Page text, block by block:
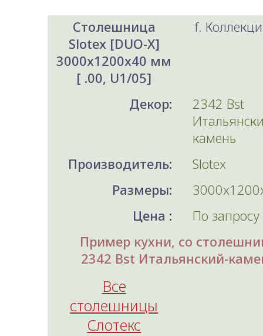
Столешница
Slotex [DUO-X]
3000x1200x40 мм
[ .00, U1/05]
f.
Декор:
2342 Bst
камень
Производитель:
Slotex
Размеры:
Цена :
По запросу
Пример кухни, со
2342 Bst Итальянский-
Все
столешницы
Слотекс